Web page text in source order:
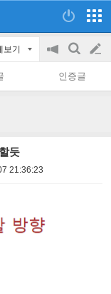
보기
공
on/off
검
색
글
쓰
인증글
듯
21:36:23